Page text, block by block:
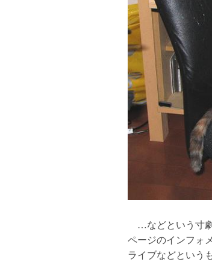
…などという寸劇
ページのインフォ
ライブなどという